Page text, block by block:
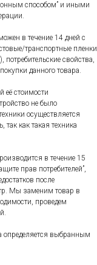
способом” и иными
в течение 14 дней с
транспортные пленки
свойства,
данного товара.
её стоимости
не было
осуществляется
как такая техника
в течение 15
прав потребителей”,
после
Мы заменим товар в
проведем
определяется выбранным